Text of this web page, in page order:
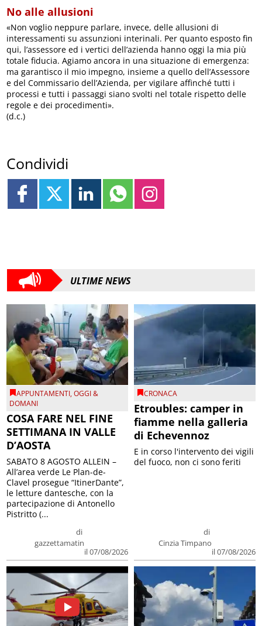
No alle allusioni
«Non voglio neppure parlare, invece, delle allusioni di
interessamenti su assunzioni interinali. Per quanto esposto fin
qui, l’assessore ed i vertici dell’azienda hanno oggi la mia più
totale fiducia. Agiamo ancora in una situazione di emergenza:
ma garantisco il mio impegno, insieme a quello dell’Assessore
e del Commissario dell’Azienda, per vigilare affinché tutti i
processi e tutti i passaggi siano svolti nel totale rispetto delle
regole e dei procedimenti».
(d.c.)
Condividi
ULTIME NEWS
APPUNTAMENTI,OGGI &
DOMANI
COSA FARE NEL FINE
SETTIMANA IN VALLE
D’AOSTA
di
gazzettamatin
il 07/08/2026
SABATO 8 AGOSTO ALLEIN –
All’area verde Le Plan-de-
Clavel prosegue “ItinerDante”,
le letture dantesche, con la
partecipazione di Antonello
Pistritto (...
CRONACA
Etroubles: camper in
fiamme nella galleria
di Echevennoz
di
Cinzia Timpano
il 07/08/2026
E in corso l'intervento dei vigili
del fuoco, non ci sono feriti